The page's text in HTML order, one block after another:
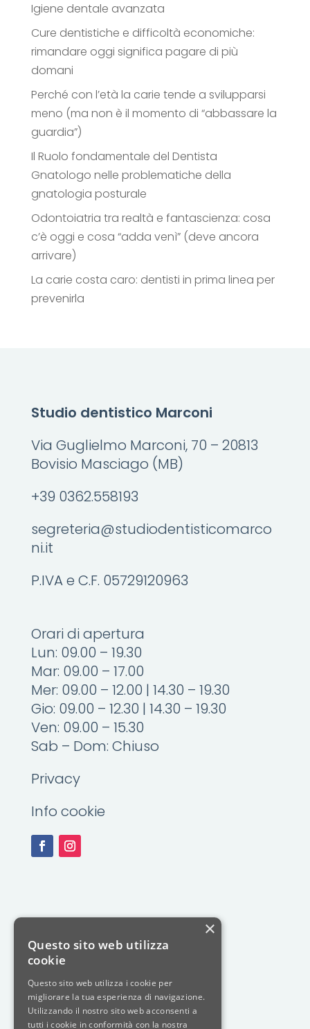
Igiene dentale avanzata
Cure dentistiche e difficoltà economiche:
rimandare oggi significa pagare di più
domani
Perché con l’età la carie tende a svilupparsi
meno (ma non è il momento di “abbassare la
guardia”)
Il Ruolo fondamentale del Dentista
Gnatologo nelle problematiche della
gnatologia posturale
Odontoiatria tra realtà e fantascienza: cosa
c’è oggi e cosa “adda venì” (deve ancora
arrivare)
La carie costa caro: dentisti in prima linea per
prevenirla
Studio dentistico Marconi
Via Guglielmo Marconi, 70 – 20813
Bovisio Masciago (MB)
+39 0362.558193
segreteria@studiodentisticomarco
ni.it
P.IVA e C.F. 05729120963
Orari di apertura
Lun: 09.00 – 19.30
Mar: 09.00 – 17.00
Mer: 09.00 – 12.00 | 14.30 – 19.30
Gio: 09.00 – 12.30 | 14.30 – 19.30
Ven: 09.00 – 15.30
Sab – Dom: Chiuso
Privacy
Info cookie
×
Questo sito web utilizza
cookie
Questo sito web utilizza i cookie per
migliorare la tua esperienza di navigazione.
Utilizzando il nostro sito web acconsenti a
tutti i cookie in conformità con la nostra